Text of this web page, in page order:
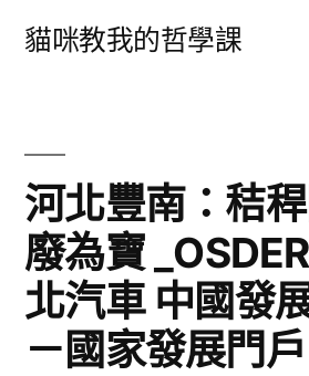
貓咪教我的哲學課
河北豐南：秸
廢為寶
北汽車 中國發
－國家發展門戶